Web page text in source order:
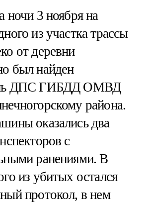
ночи 3 ноября на
из участка трассы
от деревни
был найден
ДПС ГИБДД ОМВД
района.
оказались два
с
ранениями. В
из убитых остался
протокол, в нем